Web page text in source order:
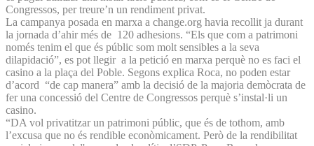
Congressos, per treure’n un rendiment privat.
La campanya posada en marxa a change.org havia recollit ja durant
la jornada d’ahir més de 120 adhesions. “Els que com a patrimoni
només tenim el que és públic som molt sensibles a la seva
dilapidació”, es pot llegir a la petició en marxa perquè no es faci el
casino a la plaça del Poble. Segons explica Roca, no poden estar
d’acord “de cap manera” amb la decisió de la majoria demòcrata de
fer una concessió del Centre de Congressos perquè s’instal·li un
casino.
“DA vol privatitzar un patrimoni públic, que és de tothom, amb
l’excusa que no és rendible econòmicament. Però de la rendibilitat